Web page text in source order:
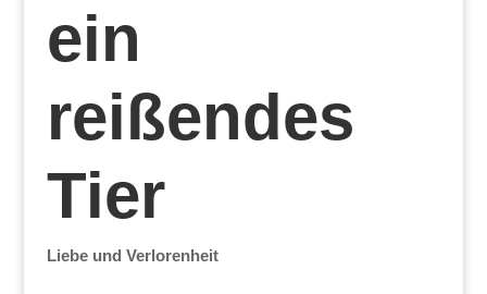
ein
reißendes
Tier
Liebe und Verlorenheit